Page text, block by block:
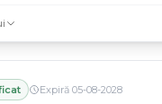
Expiră 05-08-2028